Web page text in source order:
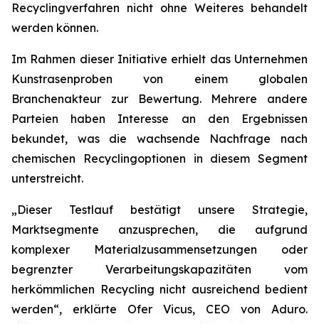
Recyclingverfahren nicht ohne Weiteres behandelt
werden können.
Im Rahmen dieser Initiative erhielt das Unternehmen
Kunstrasenproben von einem globalen
Branchenakteur zur Bewertung. Mehrere andere
Parteien haben Interesse an den Ergebnissen
bekundet, was die wachsende Nachfrage nach
chemischen Recyclingoptionen in diesem Segment
unterstreicht.
„Dieser Testlauf bestätigt unsere Strategie,
Marktsegmente anzusprechen, die aufgrund
komplexer Materialzusammensetzungen oder
begrenzter Verarbeitungskapazitäten vom
herkömmlichen Recycling nicht ausreichend bedient
werden“, erklärte Ofer Vicus, CEO von Aduro.